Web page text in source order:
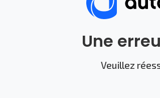
Une
Veuillez